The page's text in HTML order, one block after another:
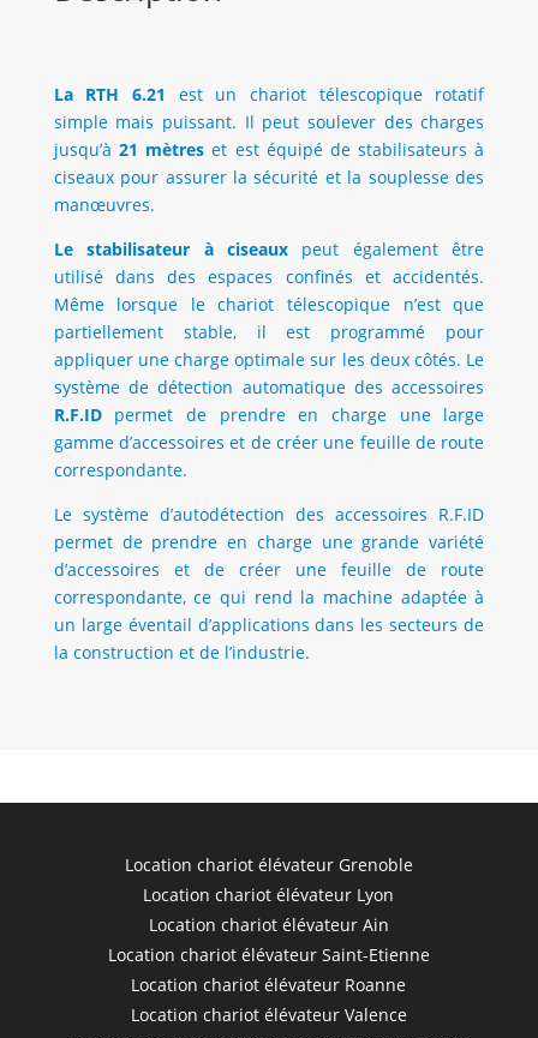
La RTH 6.21
est un chariot télescopique rotatif
simple mais puissant. Il peut soulever des charges
jusqu’à 21 mètres et est équipé de stabilisateurs à
ciseaux pour assurer la sécurité et la souplesse des
manœuvres.
Le stabilisateur à ciseaux peut également être
utilisé dans des espaces confinés et accidentés.
Même lorsque le chariot télescopique n’est que
partiellement stable, il est programmé pour
appliquer une charge optimale sur les deux côtés. Le
système de détection automatique des accessoires
R.F.IDpermet de prendre en charge une large
gamme d’accessoires et de créer une feuille de route
correspondante.
Le système d’autodétection des accessoires R.F.ID
permet de prendre en charge une grande variété
d’accessoires et de créer une feuille de route
correspondante, ce qui rend la machine adaptée à
un large éventail d’applications dans les secteurs de
la construction et de l’industrie.
Location chariot élévateur Grenoble
Location chariot élévateur Lyon
Location chariot élévateur Ain
Location chariot élévateur Saint-Etienne
Location chariot élévateur Roanne
Location chariot élévateur Valence